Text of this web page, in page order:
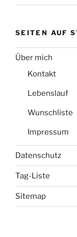
SEITEN AUF
Über mich
Kontakt
Lebenslauf
Wunschliste
Impressum
Datenschutz
Tag-Liste
Sitemap